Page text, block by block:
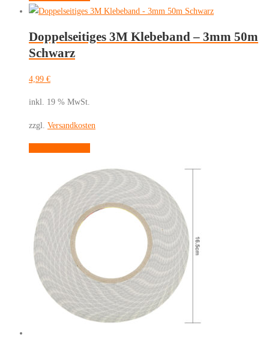
Doppelseitiges 3M Klebeband – 3mm 50m
Schwarz
4,99 €
inkl. 19 % MwSt.
zzgl. Versandkosten